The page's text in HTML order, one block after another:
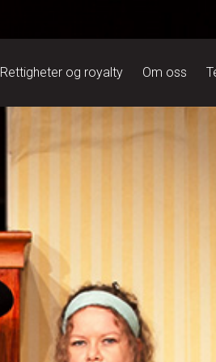
Rettigheter og royalty Om oss